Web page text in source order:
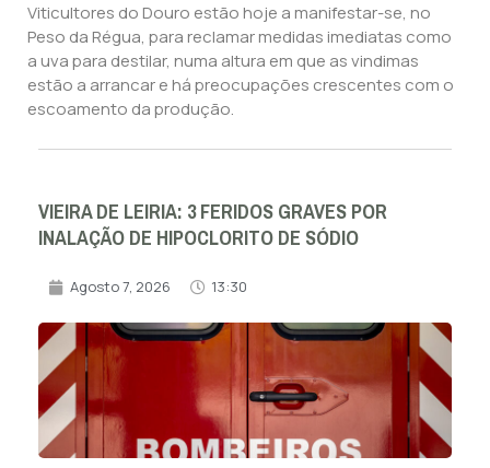
Viticultores do Douro estão hoje a manifestar-se, no
Peso da Régua, para reclamar medidas imediatas como
a uva para destilar, numa altura em que as vindimas
estão a arrancar e há preocupações crescentes com o
escoamento da produção.
VIEIRA DE LEIRIA: 3 FERIDOS GRAVES POR
INALAÇÃO DE HIPOCLORITO DE SÓDIO
Agosto 7, 2026 13:30